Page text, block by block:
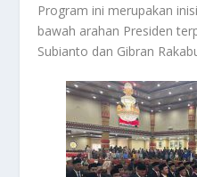
Program ini merupakan
bawah arahan Presiden
Subianto dan Gibran